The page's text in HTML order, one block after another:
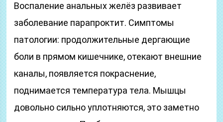
Воспаление анальных желёз развивает
заболевание парапроктит. Симптомы
патологии: продолжительные дергающие
боли в прямом кишечнике, отекают внешние
каналы, появляется покраснение,
поднимается температура тела. Мышцы
довольно сильно уплотняются, это заметно